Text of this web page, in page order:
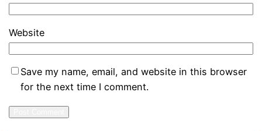
Website
Save my name, email, and website in this browser
for the next time I comment.